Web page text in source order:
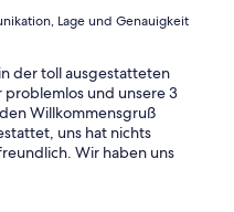
Lage und Genauigkeit
der toll ausgestatteten
und unsere 3
Willkommensgruß
uns hat nichts
Wir haben uns
noch länger geblieben.